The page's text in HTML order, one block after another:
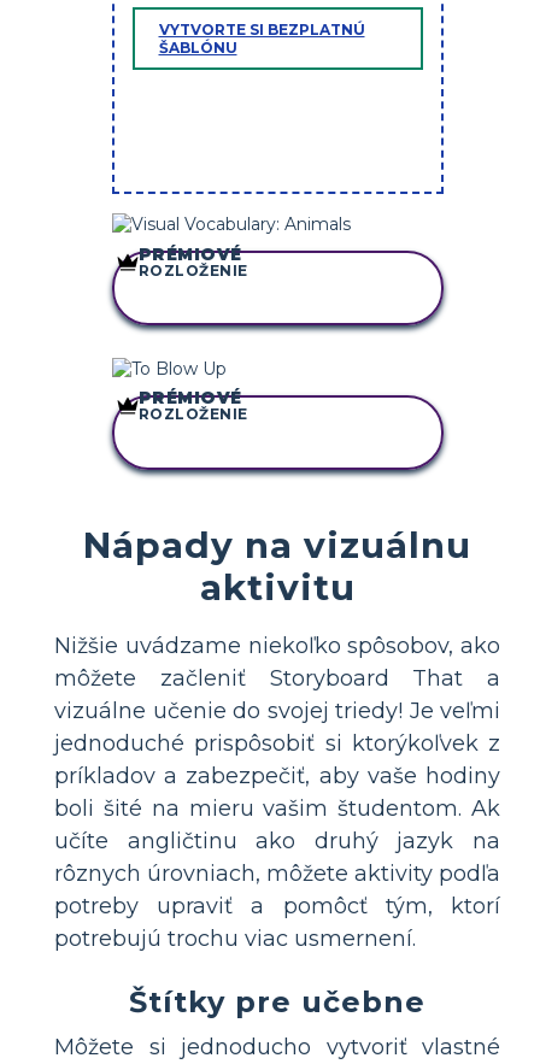
VYTVORTE SI BEZPLATNÚ
ŠABLÓNU
SKOPÍRUJTE TENTO
PRÉMIOVÉ
ROZLOŽENIE
SKOPÍRUJTE TENTO
PRÉMIOVÉ
ROZLOŽENIE
Nápady na vizuálnu
aktivitu
Nižšie uvádzame niekoľko spôsobov, ako
môžete začleniť Storyboard That a
vizuálne učenie do svojej triedy! Je veľmi
jednoduché prispôsobiť si ktorýkoľvek z
príkladov a zabezpečiť, aby vaše hodiny
boli šité na mieru vašim študentom. Ak
učíte angličtinu ako druhý jazyk na
rôznych úrovniach, môžete aktivity podľa
potreby upraviť a pomôcť tým, ktorí
potrebujú trochu viac usmernení.
Štítky pre učebne
Môžete si jednoducho vytvoriť vlastné